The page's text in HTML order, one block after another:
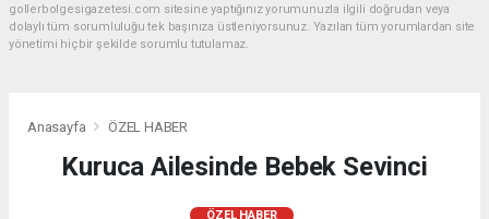
gollerbolgesigazetesi.com sitesine yaptığınız yorumunuzla ilgili doğrudan veya
dolaylı tüm sorumluluğu tek başınıza üstleniyorsunuz. Yazılan tüm yorumlardan site
yönetimi hiçbir şekilde sorumlu tutulamaz.
Anasayfa ÖZEL HABER
Kuruca Ailesinde Bebek Sevinci
ÖZEL HABER